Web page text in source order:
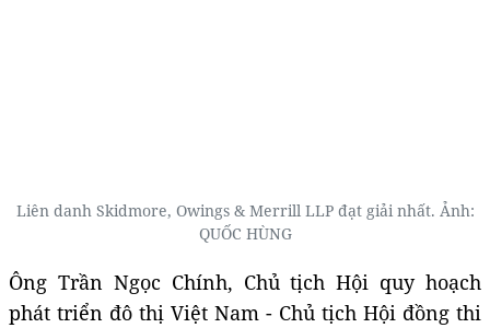
Liên danh Skidmore, Owings & Merrill LLP đạt giải nhất. Ảnh:
QUỐC HÙNG
Ông Trần Ngọc Chính, Chủ tịch Hội quy hoạch
phát triển đô thị Việt Nam - Chủ tịch Hội đồng thi